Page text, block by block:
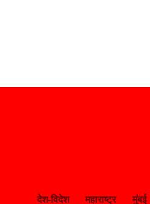
देश-विदेश महाराष्ट्र मुंबई